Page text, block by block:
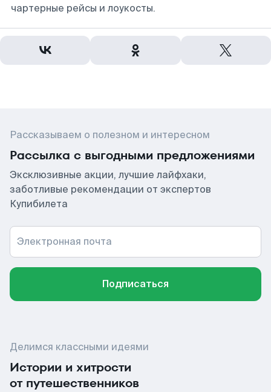
чартерные рейсы и лоукосты.
Рассказываем о полезном и интересном
Рассылка с выгодными предложениями
Эксклюзивные акции, лучшие лайфхаки,
заботливые рекомендации от экспертов
Купибилета
Электронная почта
Подписаться
Делимся классными идеями
Истории и хитрости
от путешественников